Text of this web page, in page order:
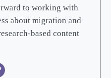
to working with
about migration and
based content